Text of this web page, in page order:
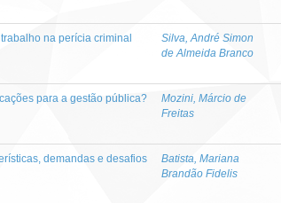
na perícia criminal
Silva, André Simon
de Almeida Branco
para a gestão pública?
Mozini, Márcio de
Freitas
demandas e desafios
Batista, Mariana
Brandão Fidelis